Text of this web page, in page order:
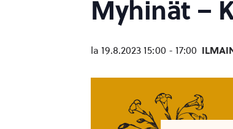
Myhinät –
la 19.8.2023 15:00 - 17:00